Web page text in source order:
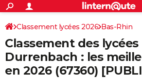
ACTUALITÉS
Politique
Société
Faits Divers
Education
Monde
Villes
+
SPORT
Coupe du monde 2026
Football
Tennis
Cyclisme
Rugby
Forum
Programme TV
TNT
Streaming
Cinéma
Sorties cinéma
Musique
+
FINANCE
S'inscrire
Connexion
Classement lycées 2026 Bas-Rhin
Classement des
Durrenbach : les
en 2026 (67360)